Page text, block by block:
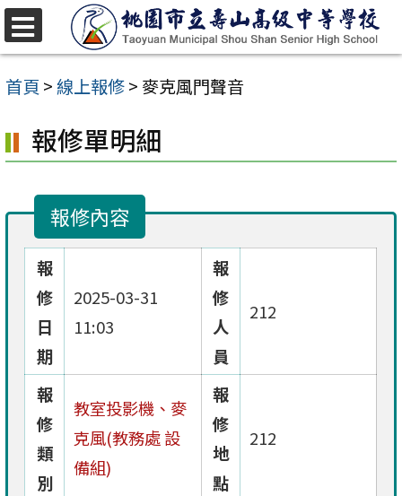
跳
至
主
內
容
首頁 >線上報修> 麥克風門聲音
報修單明細
報修內容
報
修
日
期
2025-03-31
11:03
報
修
人
員
212
報
修
類
別
教室投影機、麥
克風(教務處 設
備組)
報
修
地
點
212
選
單